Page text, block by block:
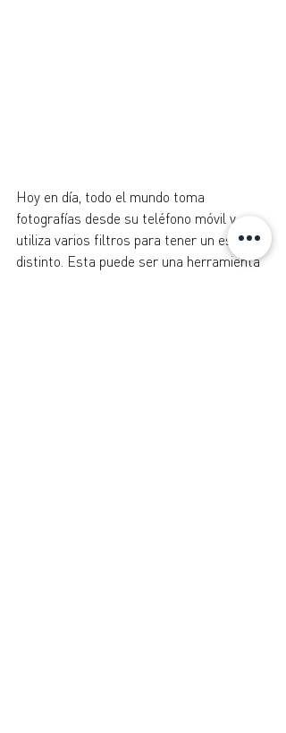
Hoy en día, todo el mundo toma
fotografías desde su teléfono móvil y
utiliza varios filtros para tener un estilo
distinto. Esta puede ser una herramienta